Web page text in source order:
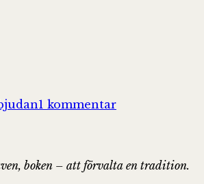
1 kommentartill
boken – att förvalta en tradition.